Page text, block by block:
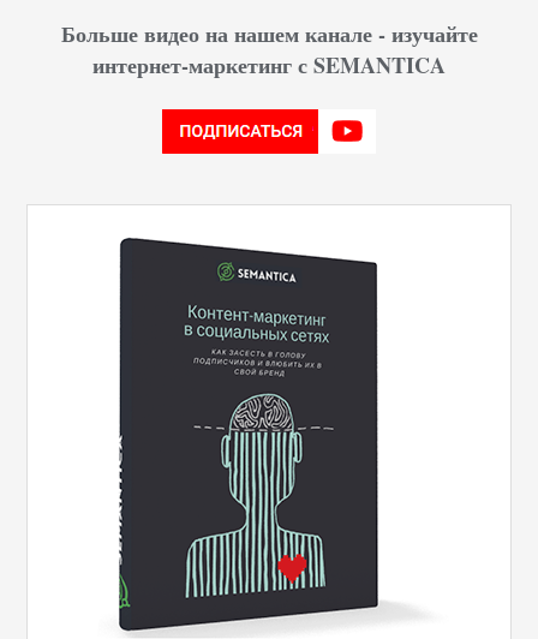
Больше видео на нашем канале - изучайте
интернет-маркетинг с SEMANTICA